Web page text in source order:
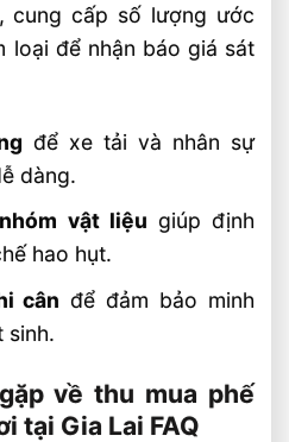
cung cấp số lượng ước
loại để nhận báo giá sát
để xe tải và nhân sự
dàng.
vật liệu giúp định
hao hụt.
cân để đảm bảo minh
sinh.
về thu mua phế
tại Gia Lai FAQ